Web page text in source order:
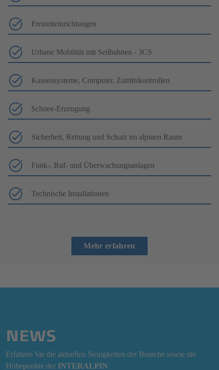
Freizeiteinrichtungen
Urbane Mobilität mit Seilbahnen - 3CS
Kassensysteme, Computer, Zutrittskontrollen
Schnee-Erzeugung
Sicherheit, Rettung und Schutz im alpinen Raum
Funk-, Ruf- und Überwachungsanlagen
Technische Installationen
Mehr erfahren
NEWS
Erfahren Sie die aktuellen Neuigkeiten der Branche sowie die
Höhepunkte der INTERALPIN.